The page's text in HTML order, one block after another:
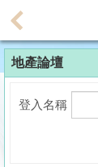
主
地產論壇
登入名稱